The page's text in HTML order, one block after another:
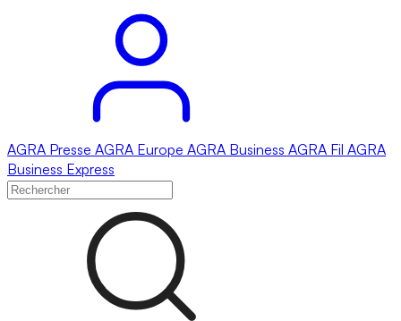
AGRA Presse AGRA Europe AGRA Business AGRA Fil AGRA
Business Express